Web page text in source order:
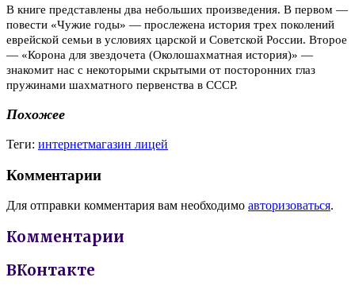
В книге представлены два небольших произведения. В первом —
повести «Чужие годы» — прослежена история трех поколений
еврейской семьи в условиях царской и Советской России. Второе
— «Корона для звездочета (Околошахматная история)» —
знакомит нас с некоторыми скрытыми от посторонних глаз
пружинами шахматного первенства в СССР.
Похожее
Теги: интернетмагазин лицей
Комментарии
Для отправки комментария вам необходимо авторизоваться.
Комментарии
ВКонтакте